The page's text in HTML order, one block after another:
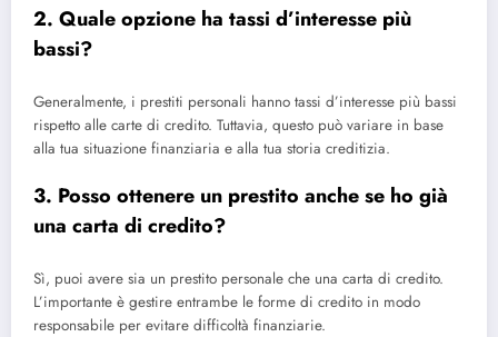
2. Quale opzione ha tassi d’interesse più
bassi?
Generalmente, i prestiti personali hanno tassi d’interesse più bassi
rispetto alle carte di credito. Tuttavia, questo può variare in base
alla tua situazione finanziaria e alla tua storia creditizia.
3. Posso ottenere un prestito anche se ho già
una carta di credito?
Sì, puoi avere sia un prestito personale che una carta di credito.
L’importante è gestire entrambe le forme di credito in modo
responsabile per evitare difficoltà finanziarie.